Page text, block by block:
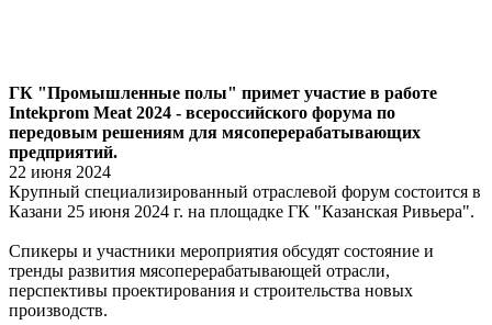
ГК "Промышленные полы" примет участие в работе
Intekprom Meat 2024 - всероссийского форума по
передовым решениям для мясоперерабатывающих
предприятий.
22 июня 2024
Крупный специализированный отраслевой форум состоится в
Казани 25 июня 2024 г. на площадке ГК "Казанская Ривьера".
Спикеры и участники мероприятия обсудят состояние и
тренды развития мясоперерабатывающей отрасли,
перспективы проектирования и строительства новых
производств.